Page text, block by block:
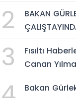
Sosyal
Mesajı
2
BAKAN
Yeni Bir
3
Fısıltı
Canan
Abdul
Bakan